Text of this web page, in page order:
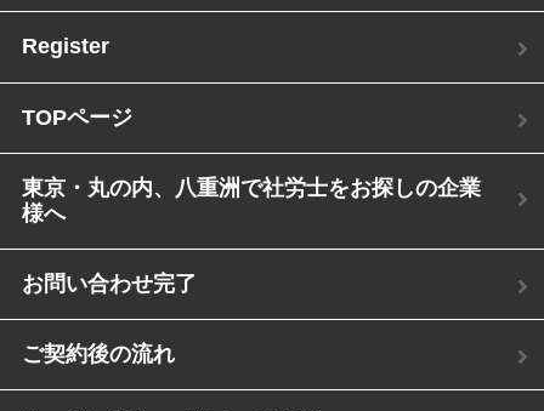
Register
TOPページ
東京・丸の内、八重洲で社労士をお探しの企業
様へ
お問い合わせ完了
ご契約後の流れ